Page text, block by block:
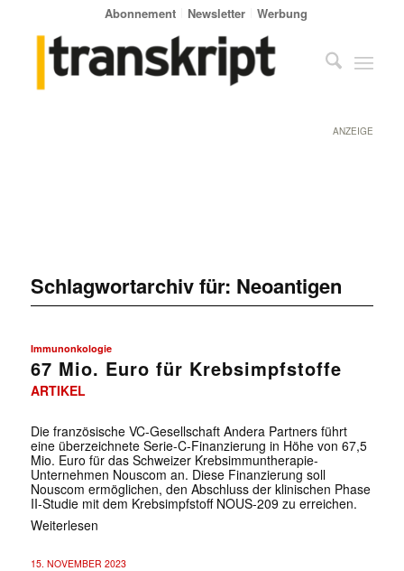
Abonnement Newsletter Werbung
ANZEIGE
Schlagwortarchiv für: Neoantigen
Immunonkologie
67 Mio. Euro für Krebsimpfstoffe
ARTIKEL
Die französische VC-Gesellschaft Andera Partners führt
eine überzeichnete Serie-C-Finanzierung in Höhe von 67,5
Mio. Euro für das Schweizer Krebsimmuntherapie-
Unternehmen Nouscom an. Diese Finanzierung soll
Nouscom ermöglichen, den Abschluss der klinischen Phase
II-Studie mit dem Krebsimpfstoff NOUS-209 zu erreichen.
Weiterlesen
15. NOVEMBER 2023